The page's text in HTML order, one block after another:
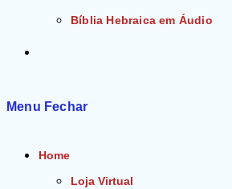
Bíblia Hebraica em Áudio
Menu Fechar
Home
Loja Virtual